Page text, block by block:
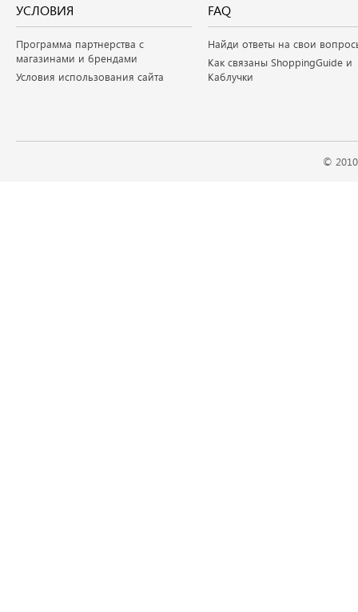
УСЛОВИЯ
Программа партнерства с
магазинами и брендами
Условия использования сайта
FAQ
Найди ответы на свои
Как связаны ShoppingGuide и
Каблучки
©